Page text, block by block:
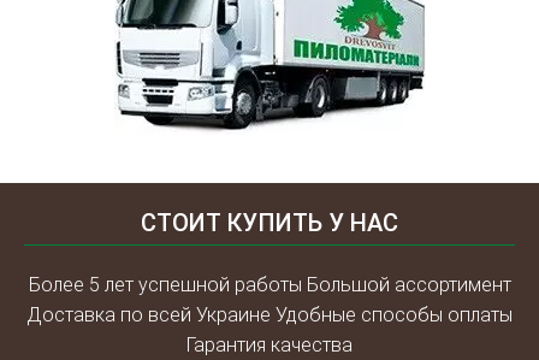
СТОИТ КУПИТЬ У НАС
Более 5 лет успешной работы Большой ассортимент
Доставка по всей Украине Удобные способы оплаты
Гарантия качества